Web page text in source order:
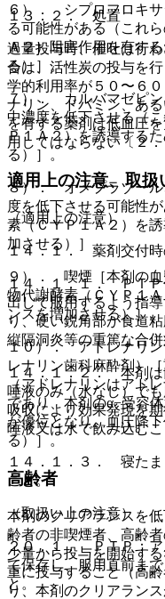
１３．２． 処置
過量投与時、催吐は行
合は、活性炭の投与を
学的利用率が５０〜６
ナリン、ドパミン、あ
を有する薬剤は低血圧
用してはならない〔２
適用上の注意、取扱
（適用上の注意）
１４．１． 薬剤交付時
１４．１．１． ＰＴＰ
出して服用するよう指
り、硬い鋭角部が食道
縦隔洞炎等の重篤な合
１４．１．２． 本剤は
唾液のみ（水なし）で
吸収により効果発現を
唾液又は水で飲み込む
１４．１．３． 寝たま
こと。
（取扱い上の注意）
２０．１． ＰＴＰ：ア
て保存し、服用直前ま
と。
６）． シプロフロキサ
る可能性がある（これ
Ａ２）阻害作用を有す
る）］。
７）． カルバマゼピン
中濃度を低下させる（
Ｐ１Ａ２）を誘導する
る）］。
８）． オメプラゾール
度を低下させる可能性
素（ＣＹＰ１Ａ２）を
加させる）］。
９）． 喫煙［本剤の血
物代謝酵素（ＣＹＰ１
ンスを増加させる）］。
１０）． アドレナリン
レナリン歯科麻酔剤）
（アドレナリンはアド
であり、本剤のα−受容
が優位となり、血圧降
る）］。
高齢者
本剤のクリアランスを
齢者の非喫煙者、高齢
少量から投与を開始す
重に投与すること（高
り、本剤のクリアラン